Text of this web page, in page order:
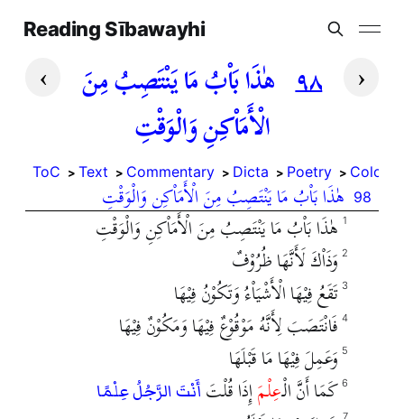
Reading Sībawayhi
› ‹ ٩٨ هٰذَا بَاْبُ مَا يَنْتَصِبُ مِنَ
الْأَمَاْكِنِ وَالْوَقْتِ
ToC Text Commentary Dicta Poetry
98 هٰذَا بَاْبُ مَا يَنْتَصِبُ مِنَ الْأَمَاْكِنِ وَالْوَقْتِ
هٰذَا بَاْبُ مَا يَنْتَصِبُ مِنَ الْأَمَاْكِنِ وَالْوَقْتِ 1
وَذَاْكَ لَأَنَّهَا ظُرُوْفٌ 2
تَقَعُ فِيْهَا الْأَشْيَاْءُ وَتَكُوْنُ فِيْهَا 3
فَانْتَصَبَ لِأَنَّهُ مَوْقُوْعٌ فِيْهَا وَمَكُوْنٌ فِيْهَا 4
وَعَمِلَ فِيْهَا مَا قَبْلَهَا 5
كَمَا أَنَّ الْـعِلْمَإِذَا قُلْتَ أَنْتَ الرَّجُلُ عِلْمًا 6
7